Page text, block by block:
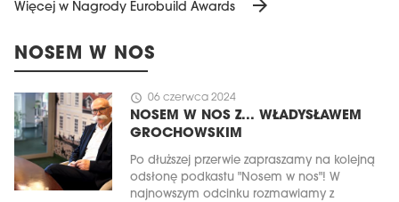
Więcej w Nagrody Eurobuild Awards arrow_forward
NOSEM W NOS
schedule 06 czerwca 2024
NOSEM W NOS Z... WŁADYSŁAWEM
GROCHOWSKIM
Po dłuższej przerwie zapraszamy na kolejną
odsłonę podkastu "Nosem w nos"! W
najnowszym odcinku rozmawiamy z